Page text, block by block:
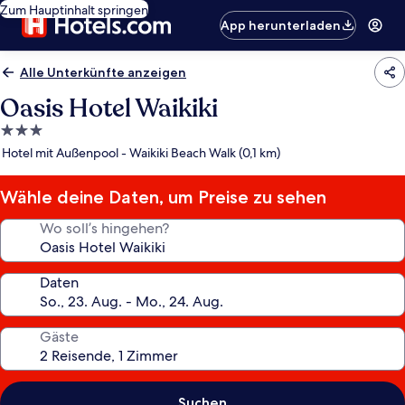
Zum Hauptinhalt springen
App herunterladen
Alle Unterkünfte anzeigen
Oasis Hotel Waikiki
3.0-
Sterne-
Hotel mit Außenpool - Waikiki Beach Walk (0,1 km)
Wähle deine Daten, um Preise zu sehen
Wo soll’s hingehen?
Daten
Gäste